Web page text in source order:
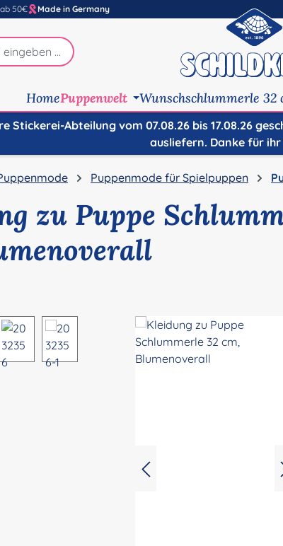
ab 50€ Made in Germany
HomePuppenwelt Wunschschlummerle 32
Stickerei-Abteilung vom 07.08.26 bis 17.08.26
ausliefern. Danke für
Puppenmode für Spielpuppen
zu Puppe